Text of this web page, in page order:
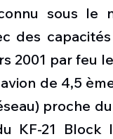
sous le
des
2001 par feu
de 4,5
proche
KF-21 Block